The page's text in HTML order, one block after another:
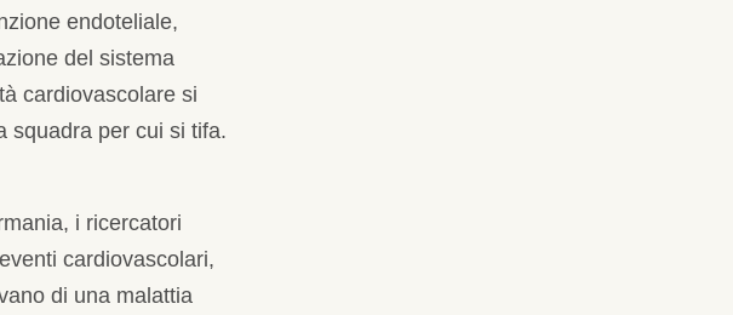
endoteliale,
del sistema
cardiovascolare si
squadra per cui si tifa.
i ricercatori
cardiovascolari,
di una malattia